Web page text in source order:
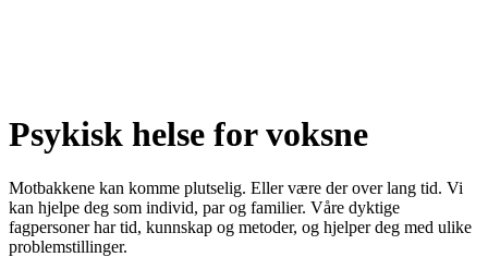
Psykisk helse for voksne
Motbakkene kan komme plutselig. Eller være der over lang tid. Vi
kan hjelpe deg som individ, par og familier. Våre dyktige
fagpersoner har tid, kunnskap og metoder, og hjelper deg med ulike
problemstillinger.